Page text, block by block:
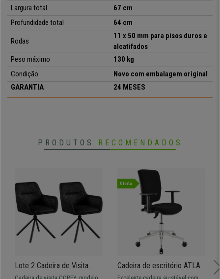
desfrute da sua poltrona!
Design moderno e elegante
Resistente até 130 kg
• Forrado em pele sintética
• Base metálica estável e resistente
Largura total
67 cm
Profundidade total
64 cm
Rodas
11 x 50 mm para pisos duros e
alcatifados
Peso máximo
130 kg
Condição
Novo com embalagem original
GARANTIA
24 MESES
PRODUTOS RECOMENDADOS
Lote 2 Cadeira de Visita
COREY, Modelo Giratório,
Oferta
Cadeira de escritório ATLAS
PRO, Encosto e Braços